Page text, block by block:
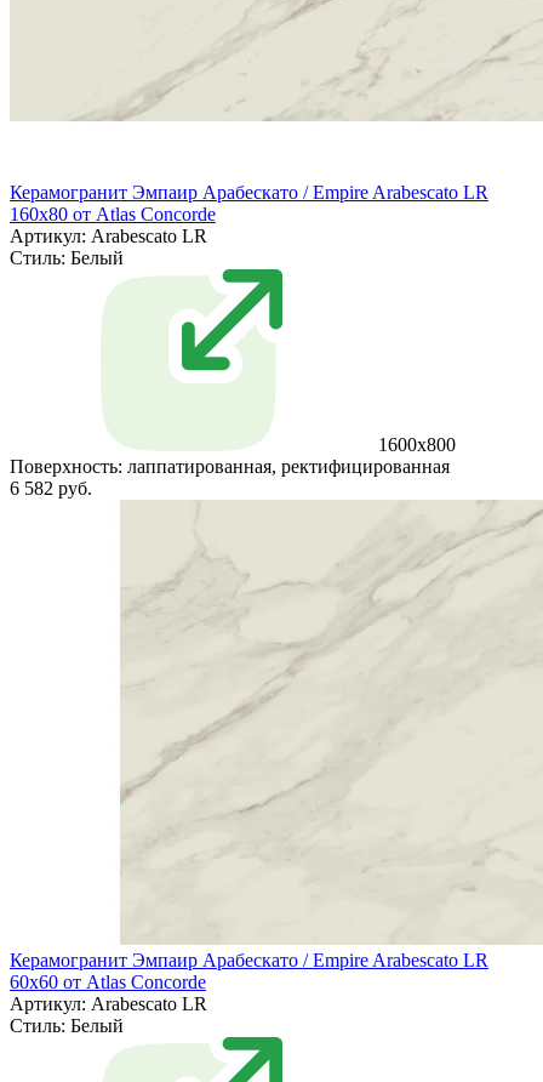
Керамогранит Эмпаир Арабескато / Empire Arabescato LR
160x80 от Atlas Concorde
Артикул: Arabescato LR
Стиль: Белый
1600x800
Поверхность: лаппатированная, ректифицированная
6 582 руб.
Керамогранит Эмпаир Арабескато / Empire Arabescato LR
60x60 от Atlas Concorde
Артикул: Arabescato LR
Стиль: Белый